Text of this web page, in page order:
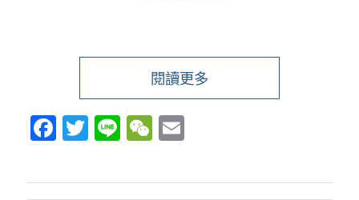
閱讀更多
Facebook
Twitter
LineWeChat
Email